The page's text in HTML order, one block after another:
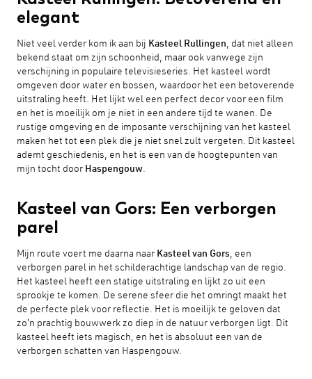
elegant
Niet veel verder kom ik aan bij Kasteel Rullingen, dat niet alleen
bekend staat om zijn schoonheid, maar ook vanwege zijn
verschijning in populaire televisieseries. Het kasteel wordt
omgeven door water en bossen, waardoor het een betoverende
uitstraling heeft. Het lijkt wel een perfect decor voor een film
en het is moeilijk om je niet in een andere tijd te wanen. De
rustige omgeving en de imposante verschijning van het kasteel
maken het tot een plek die je niet snel zult vergeten. Dit kasteel
ademt geschiedenis, en het is een van de hoogtepunten van
mijn tocht door Haspengouw.
Kasteel van Gors: Een verborgen
parel
Mijn route voert me daarna naar Kasteel van Gors, een
verborgen parel in het schilderachtige landschap van de regio.
Het kasteel heeft een statige uitstraling en lijkt zo uit een
sprookje te komen. De serene sfeer die het omringt maakt het
de perfecte plek voor reflectie. Het is moeilijk te geloven dat
zo’n prachtig bouwwerk zo diep in de natuur verborgen ligt. Dit
kasteel heeft iets magisch, en het is absoluut een van de
verborgen schatten van Haspengouw.